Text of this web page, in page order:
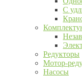
С
Редукторы
Мотор-
Насосы